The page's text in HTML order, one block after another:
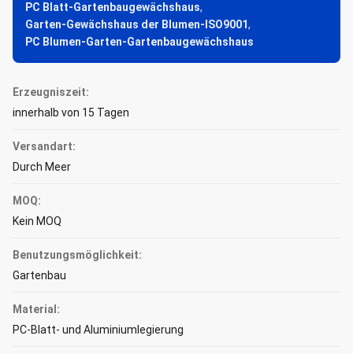
PC Blatt-Gartenbaugewächshaus,
Garten-Gewächshaus der Blumen-ISO9001,
PC Blumen-Garten-Gartenbaugewächshaus
Erzeugniszeit:
innerhalb von 15 Tagen
Versandart:
Durch Meer
MOQ:
Kein MOQ
Benutzungsmöglichkeit:
Gartenbau
Material:
PC-Blatt- und Aluminiumlegierung